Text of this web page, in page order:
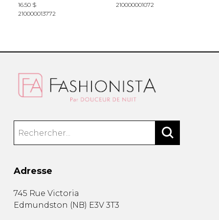
16.50 $
210000013772
210000001072
Adresse
745 Rue Victoria
Edmundston (NB) E3V 3T3